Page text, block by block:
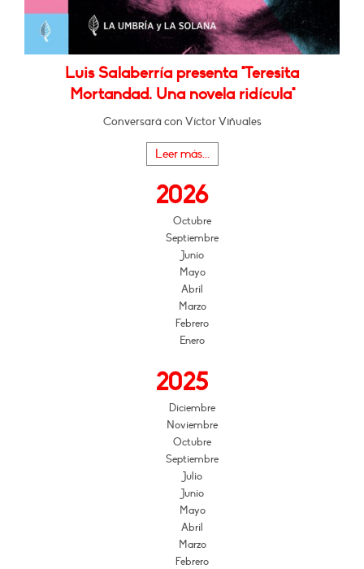
Luis Salaberría presenta "Teresita
Mortandad. Una novela ridícula"
Conversará con Víctor Viñuales
Leer más...
2026
Octubre
Septiembre
Junio
Mayo
Abril
Marzo
Febrero
Enero
2025
Diciembre
Noviembre
Octubre
Septiembre
Julio
Junio
Mayo
Abril
Marzo
Febrero